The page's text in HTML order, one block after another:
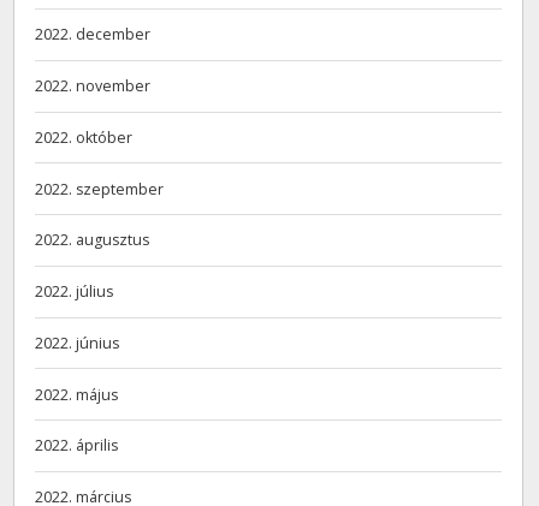
2022. december
2022. november
2022. október
2022. szeptember
2022. augusztus
2022. július
2022. június
2022. május
2022. április
2022. március